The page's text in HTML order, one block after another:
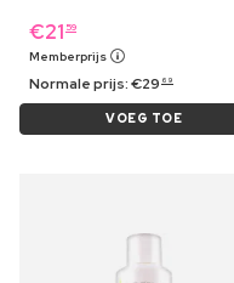
€21 59
Memberprijs
Normale prijs:€29 69
VOEG TOE